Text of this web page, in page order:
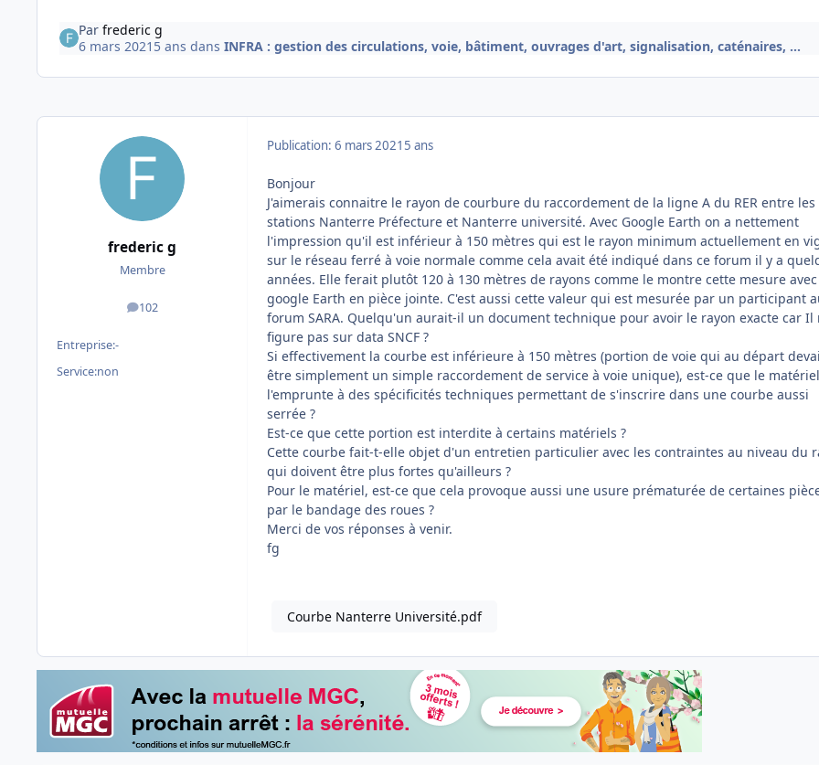
Par frederic g
6 mars 2021 5 ans dans INFRA : gestion des circulations, voie, bâtiment, ouvrages d'art, signalisation, caténaires, ...
frederic g
Membre
102
messages
Entreprise:-
Service:non
Publication: 6 mars 2021 5 ans
Bonjour
J'aimerais connaitre le rayon de courbure du raccordement de la ligne A du RER entre les
stations Nanterre Préfecture et Nanterre université. Avec Google Earth on a nettement
l'impression qu'il est inférieur à 150 mètres qui est le rayon minimum actuellement en
sur le réseau ferré à voie normale comme cela avait été indiqué dans ce forum il y a
années. Elle ferait plutôt 120 à 130 mètres de rayons comme le montre cette mesure avec
google Earth en pièce jointe. C'est aussi cette valeur qui est mesurée par un participant
forum SARA. Quelqu'un aurait-il un document technique pour avoir le rayon exacte car Il
figure pas sur data SNCF ?
Si effectivement la courbe est inférieure à 150 mètres (portion de voie qui au départ
être simplement un simple raccordement de service à voie unique), est-ce que le
l'emprunte à des spécificités techniques permettant de s'inscrire dans une courbe aussi
serrée ?
Est-ce que cette portion est interdite à certains matériels ?
Cette courbe fait-t-elle objet d'un entretien particulier avec les contraintes au niveau du
qui doivent être plus fortes qu'ailleurs ?
Pour le matériel, est-ce que cela provoque aussi une usure prématurée de certaines
par le bandage des roues ?
Merci de vos réponses à venir.
fg
Courbe Nanterre Université.pdf